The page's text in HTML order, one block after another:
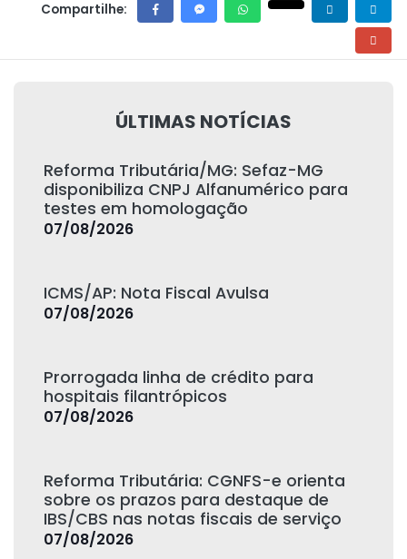
Compartilhe:
ÚLTIMAS NOTÍCIAS
Reforma Tributária/MG: Sefaz-MG
disponibiliza CNPJ Alfanumérico para
testes em homologação
07/08/2026
ICMS/AP: Nota Fiscal Avulsa
07/08/2026
Prorrogada linha de crédito para
hospitais filantrópicos
07/08/2026
Reforma Tributária: CGNFS-e orienta
sobre os prazos para destaque de
IBS/CBS nas notas fiscais de serviço
07/08/2026